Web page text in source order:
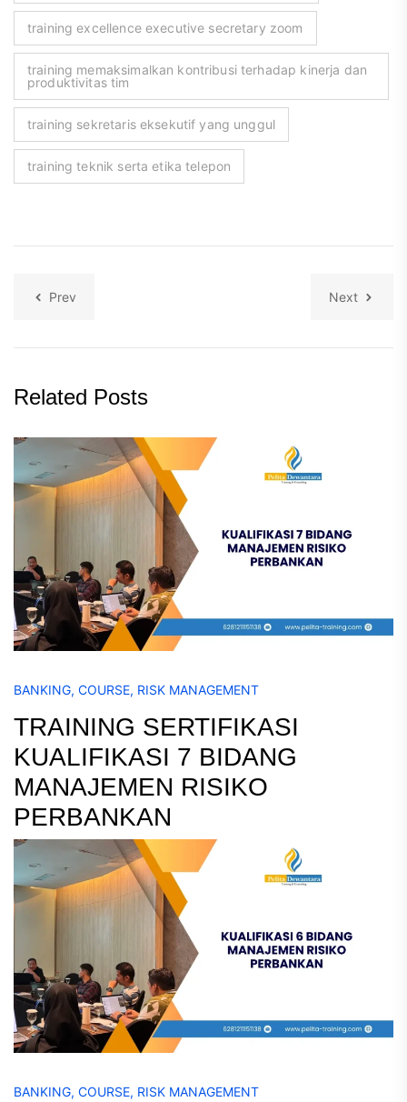
training excellence executive secretary zoom
training memaksimalkan kontribusi terhadap kinerja dan
produktivitas tim
training sekretaris eksekutif yang unggul
training teknik serta etika telepon
Prev Next
Related Posts
BANKING, COURSE, RISK MANAGEMENT
TRAINING SERTIFIKASI
KUALIFIKASI 7 BIDANG
MANAJEMEN RISIKO
PERBANKAN
BANKING, COURSE, RISK MANAGEMENT